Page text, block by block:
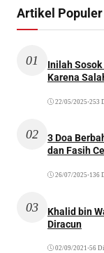
Artikel Populer
01
Inilah
Karena
22/05/2025 •253
02
3 Doa
dan Fasih
26/07/2025 •136
03
Khalid bin
Diracun
02/09/2021 •56